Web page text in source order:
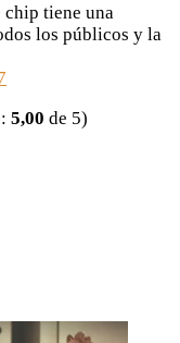
chip tiene una
los públicos y la
5,00 de 5)